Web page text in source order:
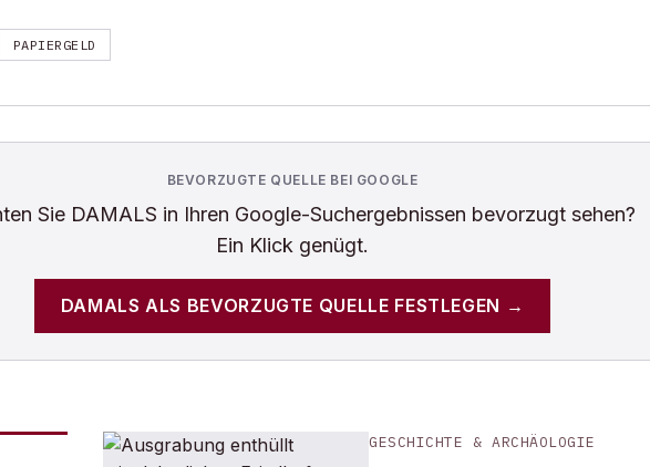
PAPIERGELD
BEVORZUGTE QUELLE BEI GOOGLE
Sie DAMALS in Ihren Google-Suchergebnissen bevorzugt sehen?
Ein Klick genügt.
DAMALS ALS BEVORZUGTE QUELLE FESTLEGEN →
GESCHICHTE & ARCHÄOLOGIE